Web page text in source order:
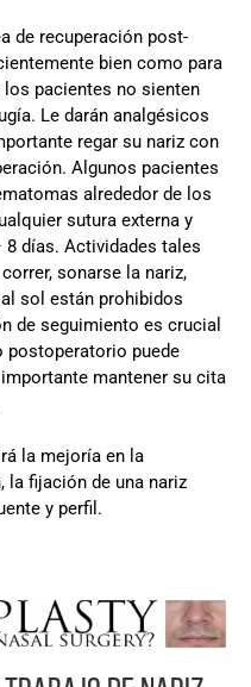
de recuperación post-
bien como para
pacientes no sienten
Le darán analgésicos
regar su nariz con
Algunos pacientes
alrededor de los
sutura externa y
días. Actividades tales
sonarse la nariz,
sol están prohibidos
de seguimiento es crucial
postoperatorio puede
mantener su cita
la mejoría en la
la fijación de una nariz
y perfil.